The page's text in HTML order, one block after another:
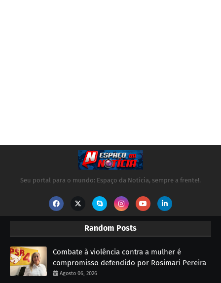
Seu portal para o mundo: Espaço da Notícia, sempre a frente!.
Random Posts
Combate à violência contra a mulher é
compromisso defendido por Rosimari Pereira
Agosto 06, 2026